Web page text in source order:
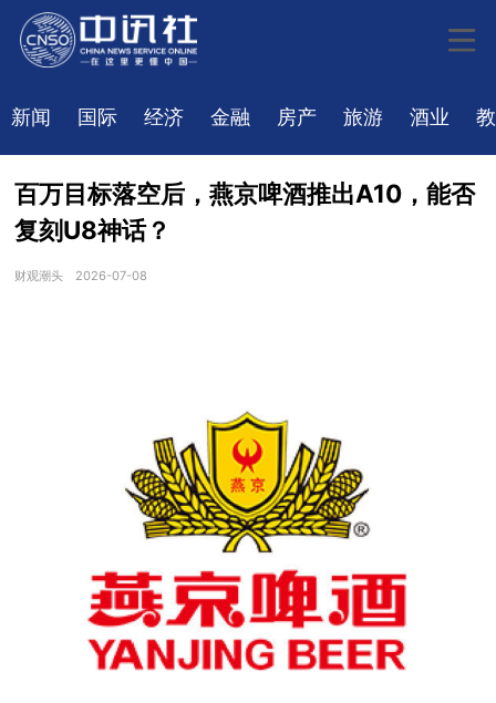
新闻 国际 经济 金融 房产 旅游 酒业
百万目标落空后，燕京啤酒推出A10，能否
复刻U8神话？
财观潮头 2026-07-08